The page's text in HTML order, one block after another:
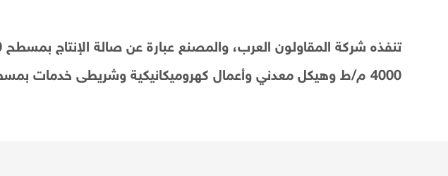
4000 م/ط وهيكل معدني وأعمال كهروميكانيكية وشريطى خدمات بمسطح 4000م2 ويشمل عدد 6 محطات ترطيب و6 مبانى إدارية وخدمية